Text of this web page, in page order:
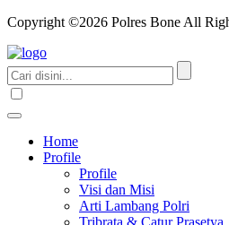
Copyright ©2026 Polres Bone All
Home
Profile
Profile
Visi dan Misi
Arti Lambang Polri
Tribrata & Catur Prasetya